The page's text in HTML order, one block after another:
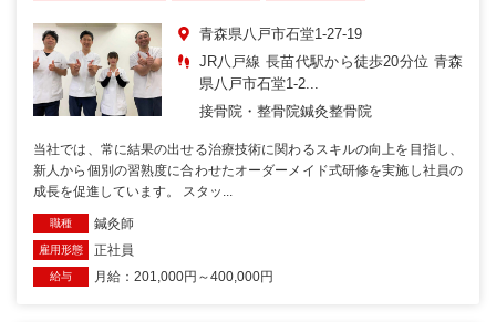
青森県八戸市石堂1-27-19
JR八戸線 長苗代駅から徒歩20分位 青森
県八戸市石堂1-2...
接骨院・整骨院鍼灸整骨院
当社では、常に結果の出せる治療技術に関わるスキルの向上を目指し、
新人から個別の習熟度に合わせたオーダーメイド式研修を実施し社員の
成長を促進しています。 スタッ...
職種 鍼灸師
雇用形態 正社員
給与 月給：201,000円～400,000円